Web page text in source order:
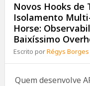
Novos Hooks de
Isolamento
Horse:
Baixíssimo
Escrito porRégys
Quem desenvolve